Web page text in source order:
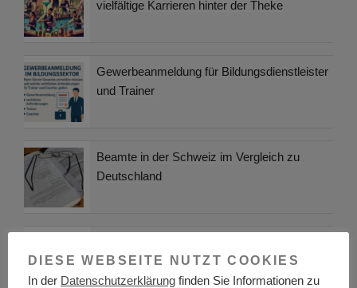
vielfältige Karrieren hinter der Theke
Gewerbeanmeldung für Bildungsdienstleister
und Trainer
Beamte in der Schweiz im Vergleich zu
Deutschland
deutschen Berufsausbildung
DIESE WEBSEITE NUTZT COOKIES
In der Datenschutzerklärung finden Sie Informationen zu